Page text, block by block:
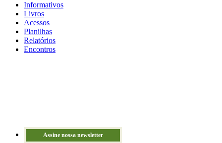
Informativos
Livros
Acessos
Planilhas
Relatórios
Encontros
Assine nossa newsletter